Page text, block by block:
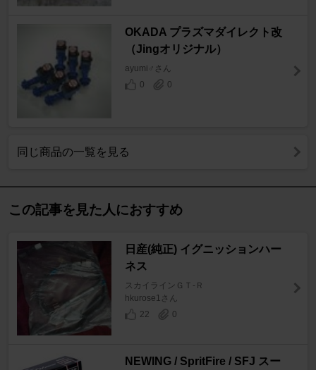
OKADA プラズマダイレクト改
（Jingオリジナル）
ayumi♂さん
0
0
同じ商品の一覧を見る
この記事を見た人におすすめ
日産(純正) イグニッションハー
ネス
スカイラインＧＴ‐Ｒ
hkurose1さん
22
0
NEWING / SpritFire / SFJ スー